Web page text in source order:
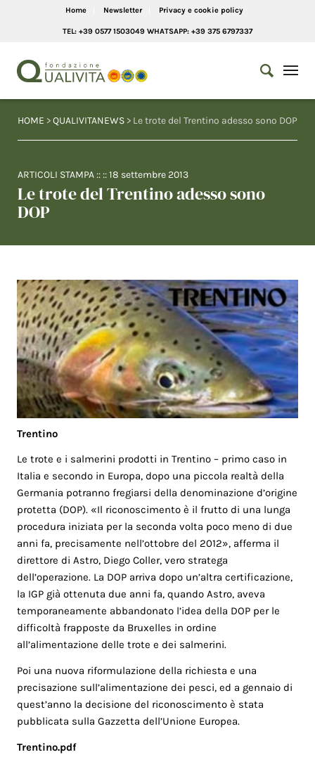
Home Newsletter Privacy e cookie policy
TEL: +39 0577 1503049 WHATSAPP: +39 375 6797337
HOME >QUALIVITANEWS > Le trote del Trentino adesso sono DOP
ARTICOLI STAMPA :: ::18 settembre 2013
Le trote del Trentino adesso sono
DOP
Trentino
Le trote e i salmerini prodotti in Trentino – primo caso in
Italia e secondo in Europa, dopo una piccola realtà della
Germania potranno fregiarsi della denominazione d’origine
protetta (DOP). «Il riconoscimento è il frutto di una lunga
procedura iniziata per la seconda volta poco meno di due
anni fa, precisamente nell’ottobre del 2012», afferma il
direttore di Astro, Diego Coller, vero stratega
dell’operazione. La DOP arriva dopo un’altra certificazione,
la IGP già ottenuta due anni fa, quando Astro, aveva
temporaneamente abbandonato l’idea della DOP per le
difficoltà frapposte da Bruxelles in ordine
all’alimentazione delle trote e dei salmerini.
Poi una nuova riformulazione della richiesta e una
precisazione sull’alimentazione dei pesci, ed a gennaio di
quest’anno la decisione del riconoscimento è stata
pubblicata sulla Gazzetta dell’Unione Europea.
Trentino.pdf